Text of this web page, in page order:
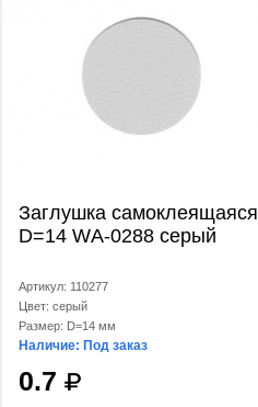
Заглушка самоклеящаяся
D=14 WА-0288 серый
Артикул: 110277
Цвет: серый
Размер: D=14 мм
Наличие: Под заказ
0.7